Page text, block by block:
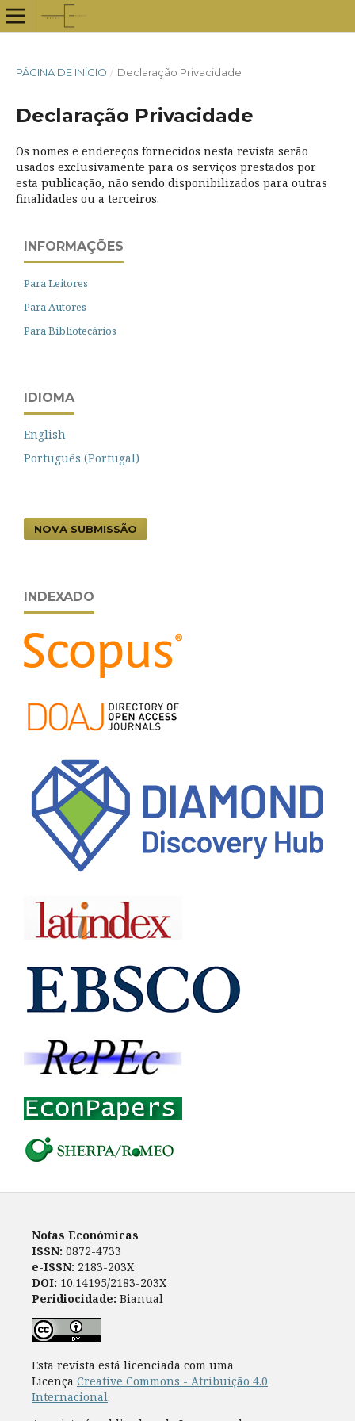
PÁGINA DE INÍCIO / Declaração Privacidade
Declaração Privacidade
Os nomes e endereços fornecidos nesta revista serão
usados exclusivamente para os serviços prestados por
esta publicação, não sendo disponibilizados para outras
finalidades ou a terceiros.
INFORMAÇÕES
Para Leitores
Para Autores
Para Bibliotecários
IDIOMA
English
Português (Portugal)
NOVA SUBMISSÃO
INDEXADO
Notas Económicas
ISSN: 0872-4733
e-ISSN: 2183-203X
DOI: 10.14195/2183-203X
Peridiocidade: Bianual
Esta revista está licenciada com uma
Licença Creative Commons - Atribuição 4.0
Internacional.